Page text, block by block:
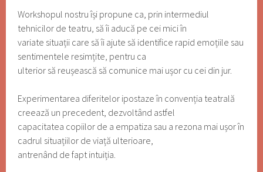
Workshopul nostru își propune ca, prin intermediul
tehnicilor de teatru, să îi aducă pe cei mici în
variate situații care să îi ajute să identifice rapid emoțiile sau
sentimentele resimțite, pentru ca
ulterior să reușească să comunice mai ușor cu cei din jur.
Experimentarea diferitelor ipostaze în convenția teatrală
creează un precedent, dezvoltând astfel
capacitatea copiilor de a empatiza sau a rezona mai ușor în
cadrul situațiilor de viață ulterioare,
antrenând de fapt intuiția.